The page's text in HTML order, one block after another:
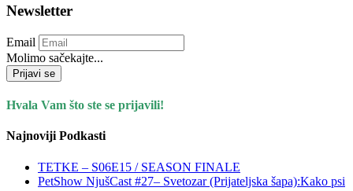
Newsletter
Email
Molimo sačekajte...
Prijavi se
Hvala Vam što ste se prijavili!
Najnoviji Podkasti
TETKE – S06E15 / SEASON FINALE
PetShow NjušCast #27– Svetozar (Prijateljska šapa):Kako psi